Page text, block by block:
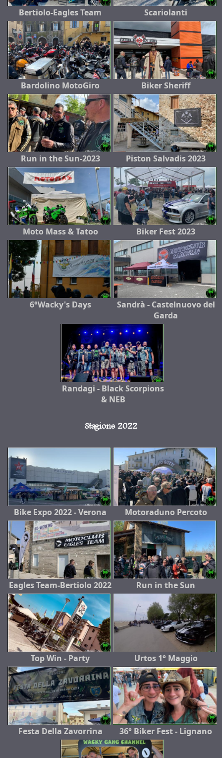
Bertiolo-Eagles Team Scariolanti
Bardolino MotoGiro Biker Sheriff
Run in the Sun-2023 Piston Salvadis 2023
Moto Mass & Tatoo Biker Fest 2023
6°Wacky's Days
Sandrà - Castelnuovo del
Garda
Randagi - Black Scorpions
& NEB
Stagione 2022
Bike Expo 2022 - Verona Motoraduno Percoto
Eagles Team-Bertiolo 2022 Run in the Sun
Top Win - Party Urtos 1° Maggio
Festa Della Zavorrina 36° Biker Fest - Lignano